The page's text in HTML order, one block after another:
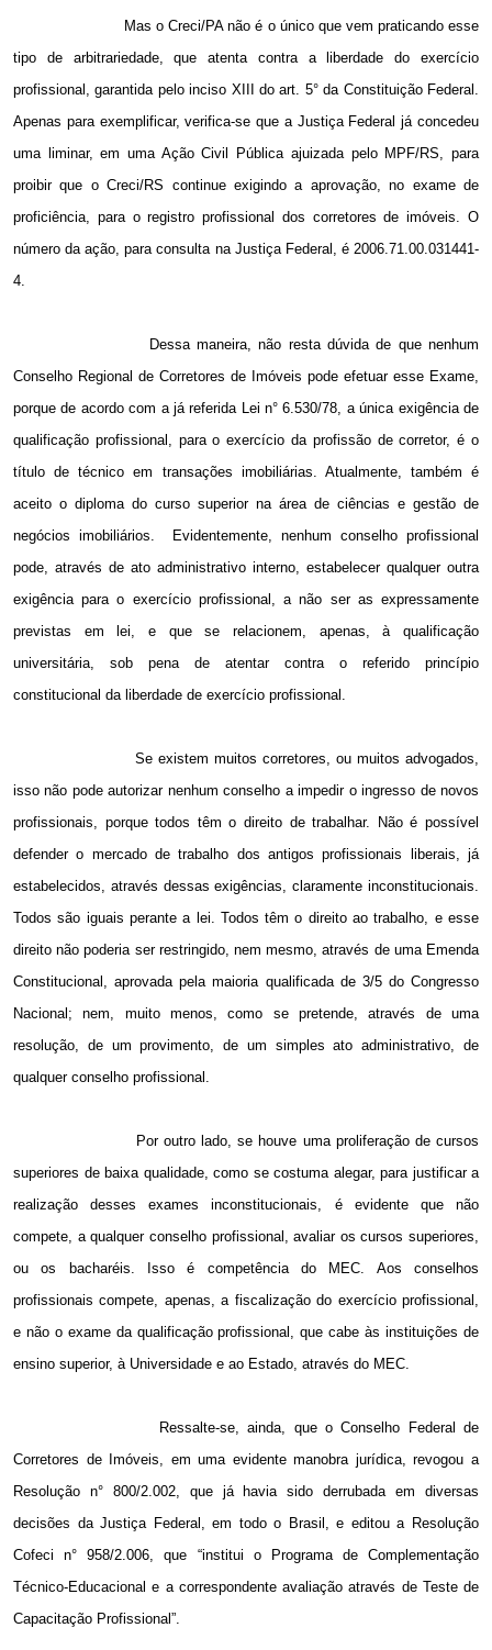
Mas o Creci/PA não é o único que vem praticando esse
tipo de arbitrariedade, que atenta contra a liberdade do exercício
profissional, garantida pelo inciso XIII do art. 5° da Constituição Federal.
Apenas para exemplificar, verifica-se que a Justiça Federal já concedeu
uma liminar, em uma Ação Civil Pública ajuizada pelo MPF/RS, para
proibir que o Creci/RS continue exigindo a aprovação, no exame de
proficiência, para o registro profissional dos corretores de imóveis. O
número da ação, para consulta na Justiça Federal, é 2006.71.00.031441-
4.
Dessa maneira, não resta dúvida de que nenhum
Conselho Regional de Corretores de Imóveis pode efetuar esse Exame,
porque de acordo com a já referida Lei n° 6.530/78, a única exigência de
qualificação profissional, para o exercício da profissão de corretor, é o
título de técnico em transações imobiliárias. Atualmente, também é
aceito o diploma do curso superior na área de ciências e gestão de
negócios imobiliários.
Evidentemente, nenhum conselho profissional
pode, através de ato administrativo interno, estabelecer qualquer outra
exigência para o exercício profissional, a não ser as expressamente
previstas em lei, e que se relacionem, apenas, à qualificação
universitária, sob pena de atentar contra o referido princípio
constitucional da liberdade de exercício profissional.
Se existem muitos corretores, ou muitos advogados,
isso não pode autorizar nenhum conselho a impedir o ingresso de novos
profissionais, porque todos têm o direito de trabalhar. Não é possível
defender o mercado de trabalho dos antigos profissionais liberais, já
estabelecidos, através dessas exigências, claramente inconstitucionais.
Todos são iguais perante a lei. Todos têm o direito ao trabalho, e esse
direito não poderia ser restringido, nem mesmo, através de uma Emenda
Constitucional, aprovada pela maioria qualificada de 3/5 do Congresso
Nacional; nem, muito menos, como se pretende, através de uma
resolução, de um provimento, de um simples ato administrativo, de
qualquer conselho profissional.
Por outro lado, se houve uma proliferação de cursos
superiores de baixa qualidade, como se costuma alegar, para justificar a
realização desses exames inconstitucionais, é evidente que não
compete, a qualquer conselho profissional, avaliar os cursos superiores,
ou os bacharéis. Isso é competência do MEC. Aos conselhos
profissionais compete, apenas, a fiscalização do exercício profissional,
e não o exame da qualificação profissional, que cabe às instituições de
ensino superior, à Universidade e ao Estado, através do MEC.
Ressalte-se, ainda, que o Conselho Federal de
Corretores de Imóveis, em uma evidente manobra jurídica, revogou a
Resolução n° 800/2.002, que já havia sido derrubada em diversas
decisões da Justiça Federal, em todo o Brasil, e editou a Resolução
Cofeci n° 958/2.006, que “institui o Programa de Complementação
Técnico-Educacional e a correspondente avaliação através de Teste de
Capacitação Profissional”.